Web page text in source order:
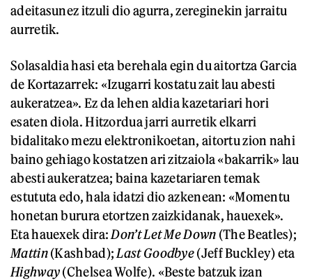
adeitasunez itzuli dio agurra, zereginekin jarraitu
aurretik.
Solasaldia hasi eta berehala egin du aitortza Garcia
de Kortazarrek: «Izugarri kostatu zait lau abesti
aukeratzea». Ez da lehen aldia kazetariari hori
esaten diola. Hitzordua jarri aurretik elkarri
bidalitako mezu elektronikoetan, aitortu zion nahi
baino gehiago kostatzen ari zitzaiola «bakarrik» lau
abesti aukeratzea; baina kazetariaren temak
estututa edo, hala idatzi dio azkenean: «Momentu
honetan burura etortzen zaizkidanak, hauexek».
Eta hauexek dira: Don’t Let Me Down (The Beatles);
Mattin(Kashbad); Last Goodbye(Jeff Buckley) eta
Highway(Chelsea Wolfe). «Beste batzuk izan